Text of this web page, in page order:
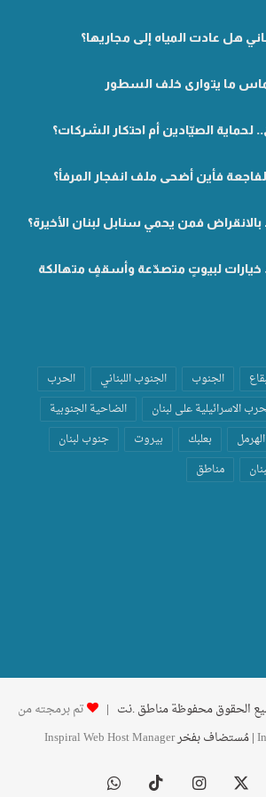
هل عادت المياه إلى مجاريها؟
ما يتوارى خلف السطور
لحماية الصيّادين أم احتكار الشركات؟
فأين أضحى ملف انفجار المرفأ؟
فمن يحمي سنابل لبنان الأخيرة؟
خيارات لبيوتٍ متصدّعة وأسقفٍ متهالكة
الجنوب الجنوب اللبناني
الحرب
الاسرائيلية على لبنان
الضاحية الجنوبية
الهرمل بعلبك بيروت
جنوب لبنان
مناطق
تم برمجته من
| مُستضاف بفخرInspiral Web Host Manager
انستقرام ‫TikTokواتساب